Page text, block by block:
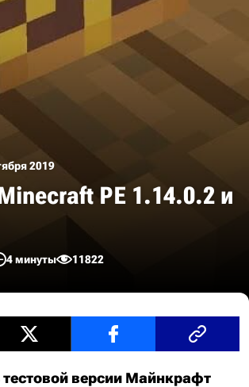
2019
PE 1.14.0.2 и
4 минуты 11822
тестовой версии Майнкрафт